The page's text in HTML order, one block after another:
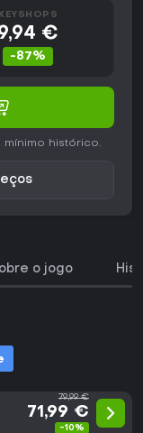
KEYSHOPS
€
-87%
histórico.
o jogo
79,99 €
71,99 €
-10%